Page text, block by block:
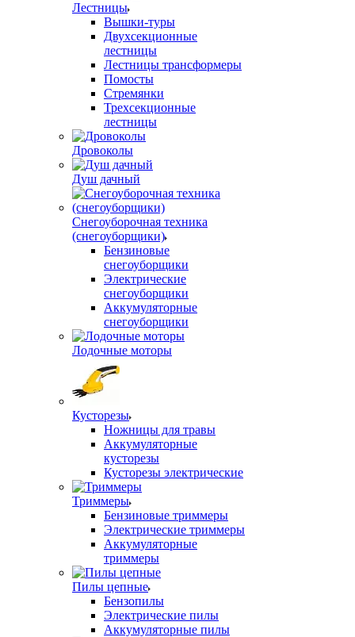
Лестницы
Вышки-туры
Двухсекционные
лестницы
Лестницы трансформеры
Помосты
Стремянки
Трехсекционные
лестницы
Дровоколы
Душ дачный
Снегоуборочная техника
(снегоуборщики)
Бензиновые
снегоуборщики
Электрические
снегоуборщики
Аккумуляторные
снегоуборщики
Лодочные моторы
Кусторезы
Ножницы для травы
Аккумуляторные
кусторезы
Кусторезы электрические
Триммеры
Бензиновые триммеры
Электрические триммеры
Аккумуляторные
триммеры
Пилы цепные
Бензопилы
Электрические пилы
Аккумуляторные пилы